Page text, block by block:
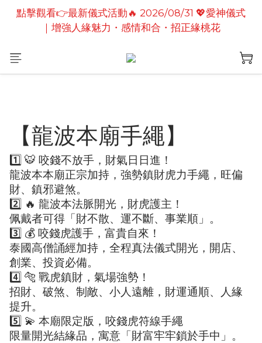
點擊觀看👉最新儀式活動🔥2026/08/19 💗2026七夕
情定善緣桃花燈｜泰國高僧祈願點燈儀式
點擊觀看👉最新儀式活動🔥 2026/08/31 💖愛神儀式
｜增強人緣魅力・感情和合・招正緣桃花
點擊觀看👉最新儀式活動🔥2026/08/19 💗2026七夕
【龍波本廟手繩】
1️⃣ 🐯 咬錢不放手，財氣日日進！
龍波本本廟正宗加持，強勢鎮財虎力手繩，旺偏
財、鎮邪避煞。
2️⃣ 🔥 龍波本法脈開光，財虎護主！
佩戴者可得「財不散、運不斷、事業順」。
3️⃣ 💰 咬錢虎護手，富貴自來！
泰國高僧誦經加持，全程真法儀式開光，開店、
創業、投資必備。
4️⃣ 🐅 戰虎鎮財，氣場強勢！
招財、破煞、制敵、小人遠離，財運通順、人緣
提升。
5️⃣ 💫 本廟限定版，咬錢虎符線手繩
限量開光結緣品，寓意「財富牢牢鎖於手中」。